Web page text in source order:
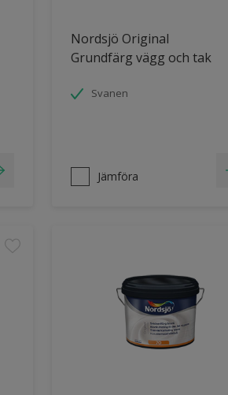
Nordsjö Original
Grundfärg vägg och tak
Svanen
Jämföra